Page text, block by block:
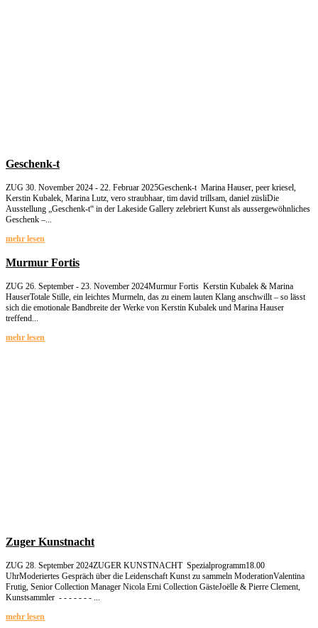
Geschenk-t
ZUG 30. November 2024 - 22. Februar 2025Geschenk-t Marina Hauser, peer kriesel,
Kerstin Kubalek, Marina Lutz, vero straubhaar, tim david trillsam, daniel züsliDie
Ausstellung „Geschenk-t“ in der Lakeside Gallery zelebriert Kunst als aussergewöhnliches
Geschenk –...
mehr lesen
Murmur Fortis
ZUG 26. September - 23. November 2024Murmur Fortis Kerstin Kubalek & Marina
HauserTotale Stille, ein leichtes Murmeln, das zu einem lauten Klang anschwillt – so lässt
sich die emotionale Bandbreite der Werke von Kerstin Kubalek und Marina Hauser
treffend...
mehr lesen
Zuger Kunstnacht
ZUG 28. September 2024ZUGER KUNSTNACHT Spezialprogramm18.00
UhrModeriertes Gespräch über die Leidenschaft Kunst zu sammeln ModerationValentina
Frutig, Senior Collection Manager Nicola Erni Collection GästeJoëlle & Pierre Clement,
Kunstsammler - - - - - - - ...
mehr lesen